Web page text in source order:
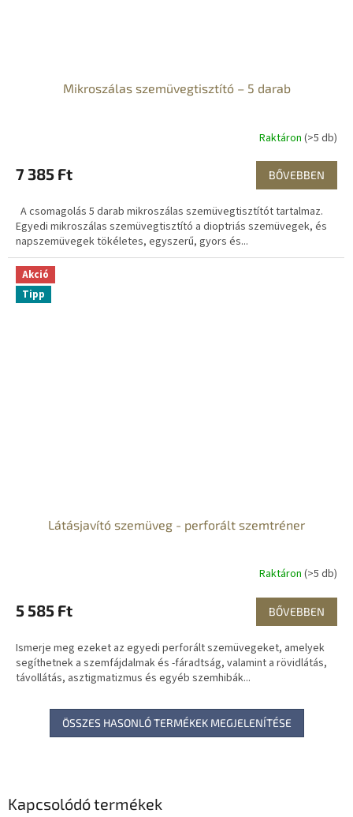
Kapcsolódó termékek
Mikroszálas szemüvegtisztító – 5 darab
Raktáron (>5 db)
7 385 Ft BŐVEBBEN
A csomagolás 5 darab mikroszálas szemüvegtisztítót tartalmaz.
Egyedi mikroszálas szemüvegtisztító a dioptriás szemüvegek, és
napszemüvegek tökéletes, egyszerű, gyors és...
Akció
Tipp
Látásjavító szemüveg - perforált szemtréner
Raktáron (>5 db)
5 585 Ft BŐVEBBEN
Ismerje meg ezeket az egyedi perforált szemüvegeket, amelyek
segíthetnek a szemfájdalmak és -fáradtság, valamint a rövidlátás,
távollátás, asztigmatizmus és egyéb szemhibák...
ÖSSZES HASONLÓ TERMÉKEK MEGJELENÍTÉSE